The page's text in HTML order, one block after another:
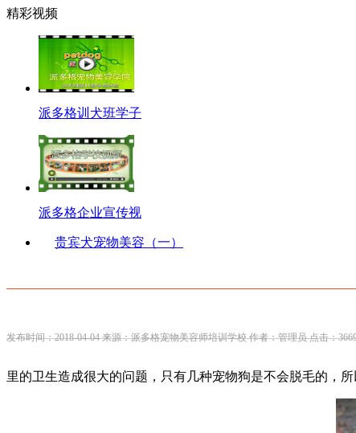
精彩视频
派多格训犬班学子
派多格企业宣传视
贵宾犬宠物美容（一）
发布时间：2018-04-04 来源：派多格宠物美容师培训学校 作者：管理员 点击：
里的卫生造成很大的问题，只有几种宠物狗是不会脱毛的，